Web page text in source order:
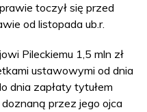
toczył się przed
od listopada ub.r.
Pileckiemu 1,5 mln zł
ustawowymi od dnia
dnia zapłaty tytułem
przez jego ojca